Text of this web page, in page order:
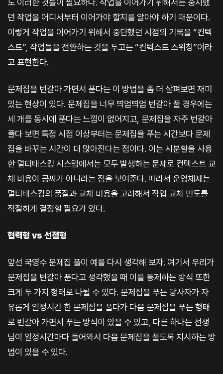
도 이러한 것들이 필요하다. 작업을 이어가기 위해서는 중지했
던 작업을 어디서부터 이어가야 할지를 알아야 하기 때문이다.
이렇게 작업을 이어가기 위해서 중단했던 시점의 기록을 “컨텍
스트”, 작업들을 전환하는 것을 두고는 “컨텍스트 스위칭”이라
고 표현한다.
문제집을 번갈아 가면서 푼다는 이 방법을 좀 더 살펴보면 재미
있는 현상이 있다. 문제집을 너무 띄엄띄엄 번갈아 풀 경우에는
세 개를 동시에 푼다는 느낌이 없어지고, 문제집을 자주 번갈아
풀다 보면 특정 시점 이상부터는 문제집을 푸는 시간보다 문제
집을 바꾸는 시간이 더 많아진다는 점이다. 이는 시분할을 사용
한 멀티태스킹 시스템에서는 모두 발생하는 문제로 컨텍스트 교
체 비용이 공짜가 아니라는 점을 보여준다. 따라서 운영체제는
멀티태스킹의 품질과 교체 비용을 고려해서 작업 교체 빈도를
적절하게 결정할 필요가 있다.
협력형 vs 선점형
앞선 국영수 문제집 풀이 예를 다시 생각해 보자. 여기서 우리가
문제집을 번갈아 푼다고 생각했을 때 이를 통제하는 방식 또한
크게 두 가지 형태로 나뉠 수 있다. 문제집을 푸는 당사자가 자
유롭게 일정시간 한 문제집을 풀다가 다음 문제집을 푸는 형태
로 번갈아 가면서 푸는 방식이 있을 수 있고, 다른 하나는 선생
님이 일정시간마다 들어와서 다음 문제집을 풀도록 지시하는 방
법이 있을 수 있다.